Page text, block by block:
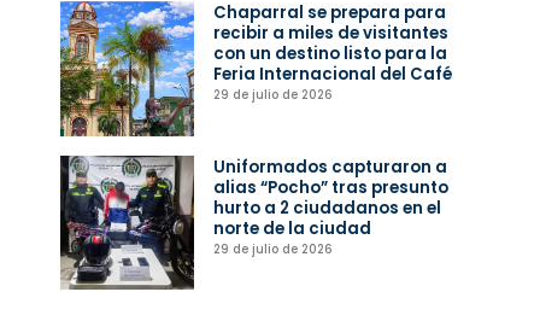
Chaparral se prepara para
recibir a miles de visitantes
con un destino listo para la
Feria Internacional del Café
29 de julio de 2026
Uniformados capturaron a
alias “Pocho” tras presunto
hurto a 2 ciudadanos en el
norte de la ciudad
29 de julio de 2026